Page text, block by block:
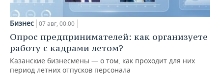
Бизнес 07 авг, 00:00
Опрос предпринимателей: как организуете
работу с кадрами летом?
Казанские бизнесмены — о том, как проходит для них
период летних отпусков персонала